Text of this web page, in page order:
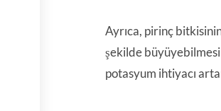
Ayrıca, pirinç
şekilde
potasyum ihtiyacı